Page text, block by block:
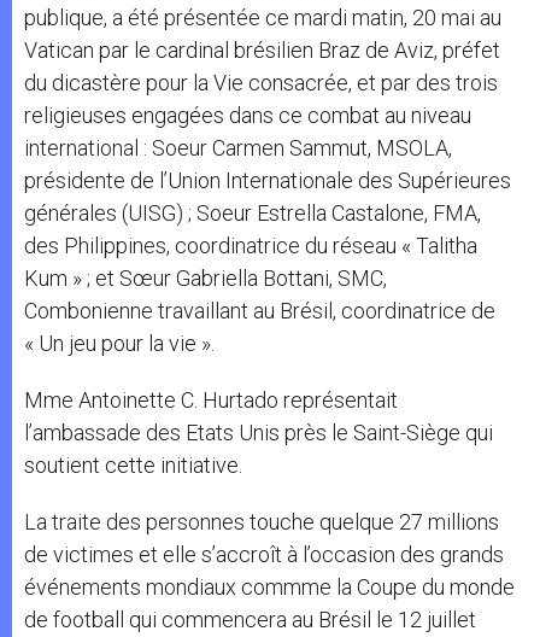
publique, a été présentée ce mardi matin, 20 mai au
Vatican par le cardinal brésilien Braz de Aviz, préfet
du dicastère pour la Vie consacrée, et par des trois
religieuses engagées dans ce combat au niveau
international : Soeur Carmen Sammut, MSOLA,
présidente de l’Union Internationale des Supérieures
générales (UISG) ; Soeur Estrella Castalone, FMA,
des Philippines, coordinatrice du réseau « Talitha
Kum » ; et Sœur Gabriella Bottani, SMC,
Combonienne travaillant au Brésil, coordinatrice de
« Un jeu pour la vie ».
Mme Antoinette C. Hurtado représentait
l’ambassade des Etats Unis près le Saint-Siège qui
soutient cette initiative.
La traite des personnes touche quelque 27 millions
de victimes et elle s’accroît à l’occasion des grands
événements mondiaux commme la Coupe du monde
de football qui commencera au Brésil le 12 juillet